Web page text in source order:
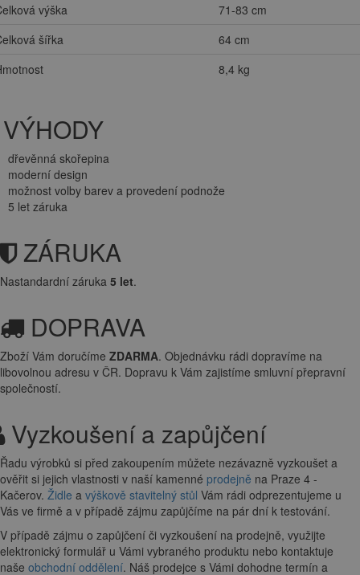
výška
71-83 cm
šířka
64 cm
8,4 kg
dřevěnná skořepina
moderní design
možnost volby barev a provedení podnože
5 let záruka
ZÁRUKA
Nastandardní záruka 5 let.
DOPRAVA
Zboží Vám doručíme ZDARMA. Objednávku rádi dopravíme na
libovolnou adresu v ČR. Dopravu k Vám zajistíme smluvní přepravní
společností.
Vyzkoušení a zapůjčení
Řadu výrobků si před zakoupením můžete nezávazně vyzkoušet a
ověřit si jejich vlastnosti v naší kamenné prodejně na Praze 4 -
Kačerov. Židle a výškově stavitelný stůl Vám rádi odprezentujeme u
Vás ve firmě a v případě zájmu zapůjčíme na pár dní k testování.
V případě zájmu o zapůjčení či vyzkoušení na prodejně, využijte
elektronický formulář u Vámi vybraného produktu nebo kontaktuje
naše obchodní oddělení. Náš prodejce s Vámi dohodne termín a